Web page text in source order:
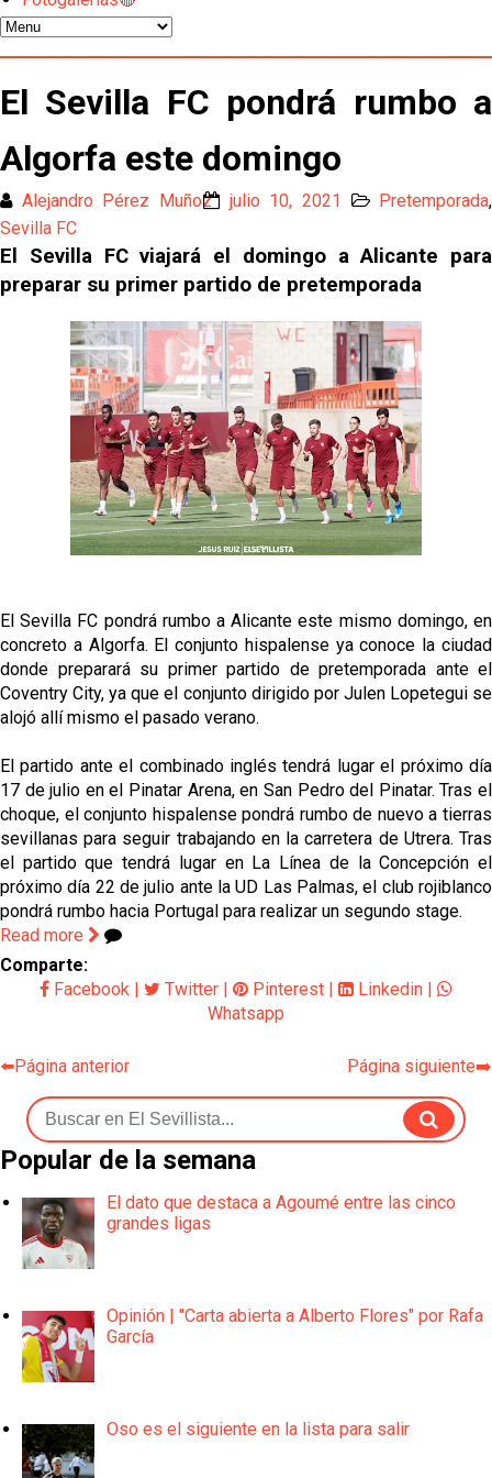
Los contratiempos para García Plaza por la mala
gestión de un inválido Consejo
Atlético y Getafe agitan el mercado de LaLiga
Luis García Plaza: No sufrir ya es un paso adelante
El Sevilla FC plantea ampliar hasta cinco fichajes
Djibril Sow pone rumbo a Italia para firmar su nuevo
contrato con el Genoa
Kochorashvili, seria opción para reforzar el centro
del campo sevillista
Sow muy cerca de cerrar su traspaso al Genoa
Banquillos confirmados: así queda la cantera del
Sevilla Femenino para la 2026/27
Celta y Rayo agitan el mercado de La Liga
Previa | El Sevilla FC cierra la pretemporada con el
exigente choque ante el Bayer Leverkusen
El Sevilla FC pondrá rumbo a
Algorfa este domingo
Alejandro Pérez Muñoz julio 10, 2021 Pretemporada,
Sevilla FC
El Sevilla FC viajará el domingo a Alicante para
preparar su primer partido de pretemporada
El Sevilla FC pondrá rumbo a Alicante este mismo domingo, en
concreto a Algorfa. El conjunto hispalense ya conoce la ciudad
donde preparará su primer partido de pretemporada ante el
Coventry City, ya que el conjunto dirigido por Julen Lopetegui se
alojó allí mismo el pasado verano.
El partido ante el combinado inglés tendrá lugar el próximo día
17 de julio en el Pinatar Arena, en San Pedro del Pinatar. Tras el
choque, el conjunto hispalense pondrá rumbo de nuevo a tierras
sevillanas para seguir trabajando en la carretera de Utrera. Tras
el partido que tendrá lugar en La Línea de la Concepción el
próximo día 22 de julio ante la UD Las Palmas, el club rojiblanco
pondrá rumbo hacia Portugal para realizar un segundo stage.
Read more
Comparte:
Facebook
Twitter Pinterest Linkedin
Whatsapp
⬅️Página anterior Página siguiente➡️
Popular de la semana
El dato que destaca a Agoumé entre las cinco
grandes ligas
Opinión | "Carta abierta a Alberto Flores" por Rafa
García
Oso es el siguiente en la lista para salir